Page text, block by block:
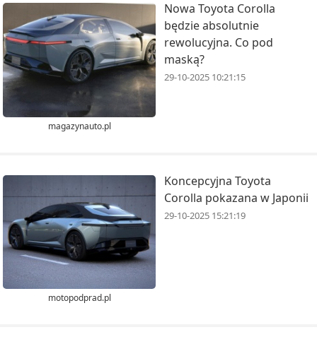
magazynauto.pl
Nowa Toyota Corolla
będzie absolutnie
rewolucyjna. Co pod
maską?
29-10-2025 10:21:15
motopodprad.pl
Koncepcyjna Toyota
Corolla pokazana w Japonii
29-10-2025 15:21:19